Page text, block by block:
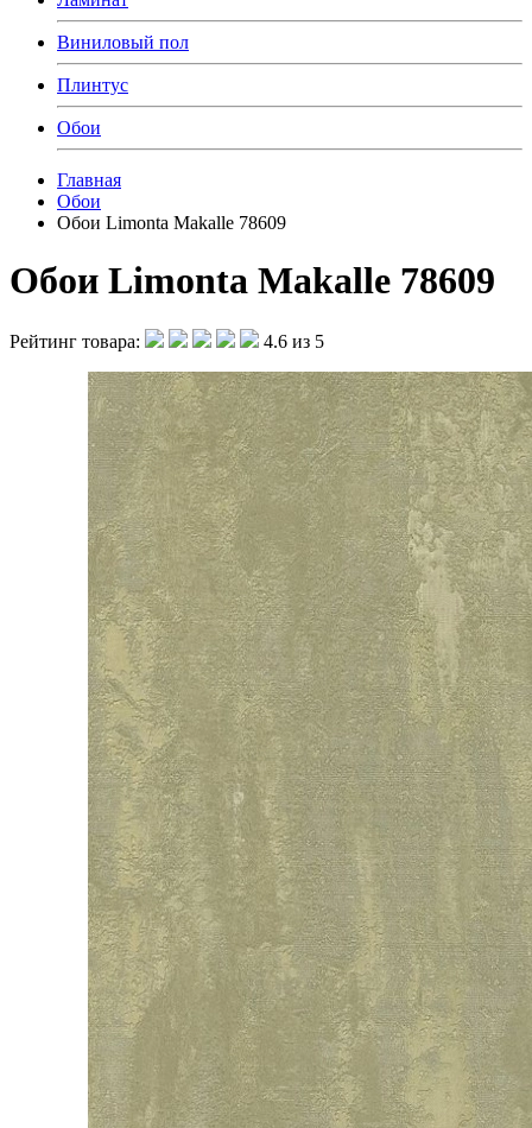
Виниловый пол
Плинтус
Обои
Главная
Обои
Обои Limonta Makalle 78609
Обои Limonta Makalle 78609
Рейтинг товара: 4.6 из 5